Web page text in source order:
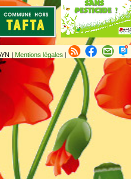
| Mentions légales |